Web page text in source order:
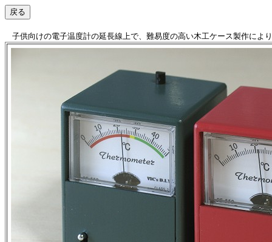
子供向けの電子温度計の延長線上で、難易度の高い木工ケース製作によ